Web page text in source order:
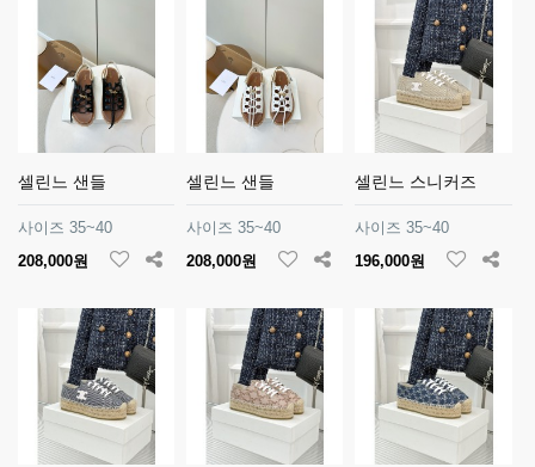
셀린느 샌들
사이즈 35~40
208,000원
셀린느 샌들
사이즈 35~40
208,000원
셀린느 스니커즈
사이즈 35~40
196,000원